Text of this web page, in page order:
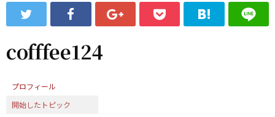
ッ
フ
ォ
ム
cofffee124
プロフィール
開始したトピック